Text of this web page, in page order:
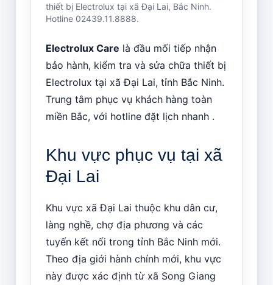
thiết bị Electrolux tại xã Đại Lai, Bắc Ninh.
Hotline 02439.11.8888.
Electrolux Care là đầu mối tiếp nhận
bảo hành, kiểm tra và sửa chữa thiết bị
Electrolux tại xã Đại Lai, tỉnh Bắc Ninh.
Trung tâm phục vụ khách hàng toàn
miền Bắc, với hotline đặt lịch nhanh .
Khu vực phục vụ tại xã
Đại Lai
Khu vực xã Đại Lai thuộc khu dân cư,
làng nghề, chợ địa phương và các
tuyến kết nối trong tỉnh Bắc Ninh mới.
Theo địa giới hành chính mới, khu vực
này được xác định từ xã Song Giang